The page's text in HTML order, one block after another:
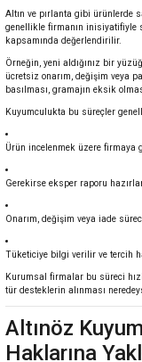
Altın ve pırlanta gibi ürünlerde
genellikle firmanın inisiyatifiyle
kapsamında değerlendirilir.
Örneğin, yeni aldığınız bir
ücretsiz onarım, değişim veya
basılması, gramajın eksik
Kuyumculukta bu süreçler
Ürün incelenmek üzere firmaya
Gerekirse eksper raporu
Onarım, değişim veya iade
Tüketiciye bilgi verilir ve tercih
Kurumsal firmalar bu süreci
tür desteklerin alınması
Altınöz
Haklarına